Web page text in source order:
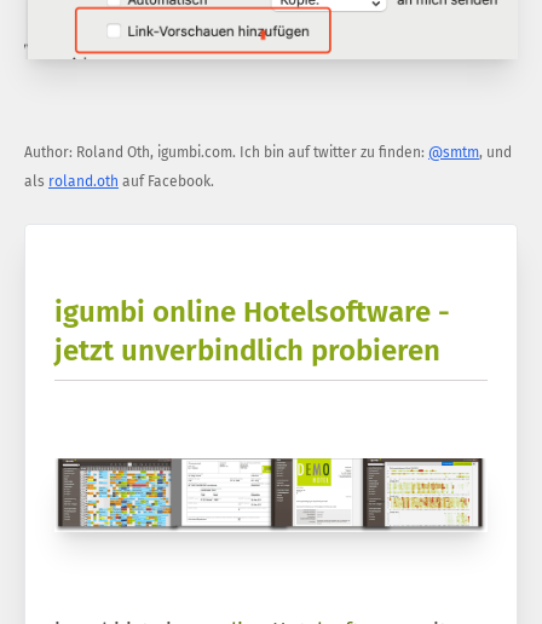
Author: Roland Oth, igumbi.com. Ich bin auf twitter zu finden: @smtm, und
als roland.oth auf Facebook.
igumbi online Hotelsoftware -
jetzt unverbindlich probieren